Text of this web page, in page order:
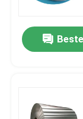
nieuws
Vraag een